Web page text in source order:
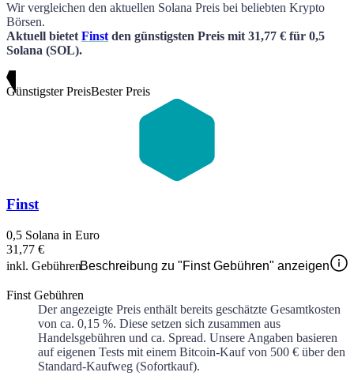
Wir vergleichen den aktuellen Solana Preis bei beliebten Krypto
Börsen.
Aktuell bietet Finst den günstigsten Preis mit 31,77 € für 0,5
Solana (SOL).
Günstigster PreisBester Preis
Finst
0,5 Solana in Euro
31,77 €
inkl. GebührenBeschreibung zu "Finst Gebühren" anzeigen
Finst Gebühren
Der angezeigte Preis enthält bereits geschätzte Gesamtkosten
von ca. 0,15 %. Diese setzen sich zusammen aus
Handelsgebühren und ca. Spread. Unsere Angaben basieren
auf eigenen Tests mit einem Bitcoin-Kauf von 500 € über den
Standard-Kaufweg (Sofortkauf).